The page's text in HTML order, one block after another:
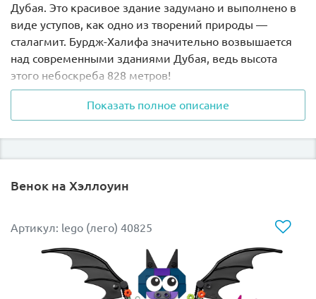
Дубая. Это красивое здание задумано и выполнено в
виде уступов, как одно из творений природы —
сталагмит. Бурдж-Халифа значительно возвышается
над современными зданиями Дубая, ведь высота
этого небоскреба 828 метров!
Здание, как будто рвущееся ввысь, привлекает
внимание сочетанием природной формы и
современным техническим воплощением. Это
своеобразный «город в городе», на его 163-х этажах
квартиры, также есть смотровые площадки,
системы связи.
Побудь в роли архитектора и построй из деталей Лего
21055 копию этого невероятного здания, которое по
праву признано самым высоким во всем мире.
Показать полное описание
Венок на Хэллоуин
Артикул: lego (лего) 40825